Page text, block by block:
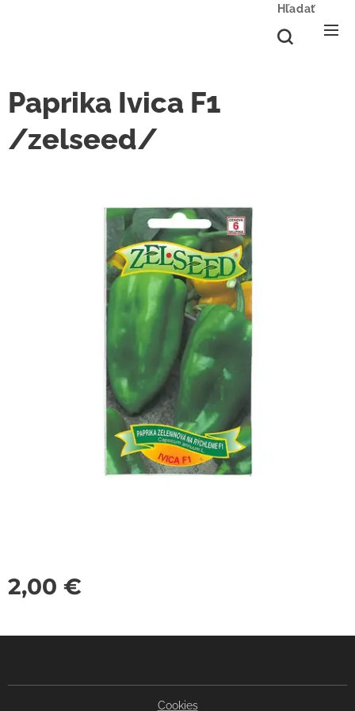
Hľadať
Paprika Ivica F1
/zelseed/
2,00 €
Cookies